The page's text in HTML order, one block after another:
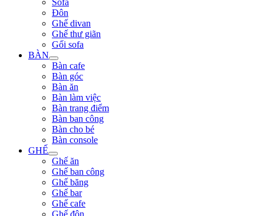
Đôn
Ghế divan
Ghế thư giãn
Gối sofa
BÀN
Bàn cafe
Bàn góc
Bàn ăn
Bàn làm việc
Bàn trang điểm
Bàn ban công
Bàn cho bé
Bàn console
GHẾ
Ghế ăn
Ghế ban công
Ghế băng
Ghế bar
Ghế cafe
Ghế đôn